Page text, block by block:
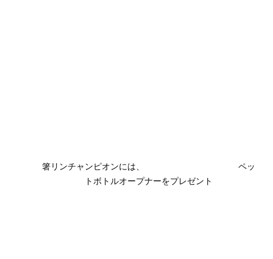
箸リンチャンピオンには、　　　　　　　　　　　ペッ
トボトルオープナーをプレゼント